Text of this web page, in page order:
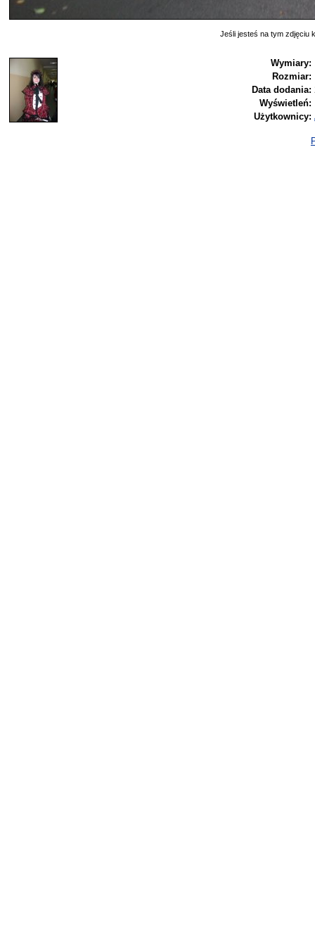
Jeśli jesteś na tym zdjęciu
Wymiary:
Rozmiar:
Data dodania:
Wyświetleń:
Użytkownicy: